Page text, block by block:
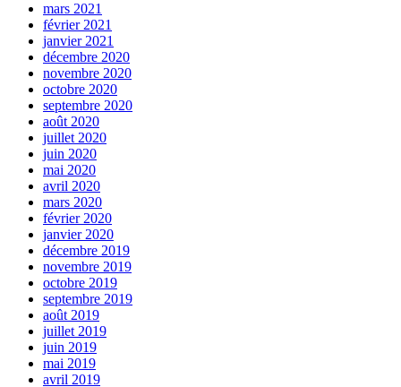
mars 2021
février 2021
janvier 2021
décembre 2020
novembre 2020
octobre 2020
septembre 2020
août 2020
juillet 2020
juin 2020
mai 2020
avril 2020
mars 2020
février 2020
janvier 2020
décembre 2019
novembre 2019
octobre 2019
septembre 2019
août 2019
juillet 2019
juin 2019
mai 2019
avril 2019